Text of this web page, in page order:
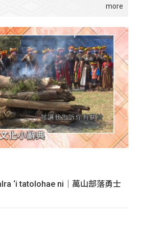
‘i tatolohae ni｜萬山部落勇士